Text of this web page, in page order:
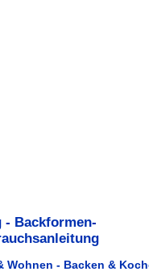
- Backformen-
- Backen &